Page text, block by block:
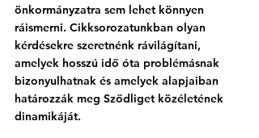
önkormányzatra sem lehet könnyen
ráismerni. Cikksorozatunkban olyan
kérdésekre szeretnénk rávilágítani,
amelyek hosszú idő óta problémásnak
bizonyulhatnak és amelyek alapjaiban
határozzák meg Sződliget közéletének
dinamikáját.